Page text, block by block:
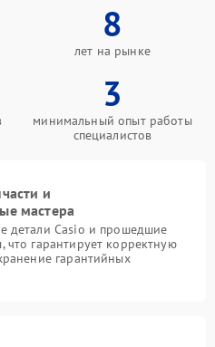
8
лет на рынке
3
минимальный опыт работы
специалистов
и
мастера
детали Casio и прошедшие
гарантирует корректную
гарантийных